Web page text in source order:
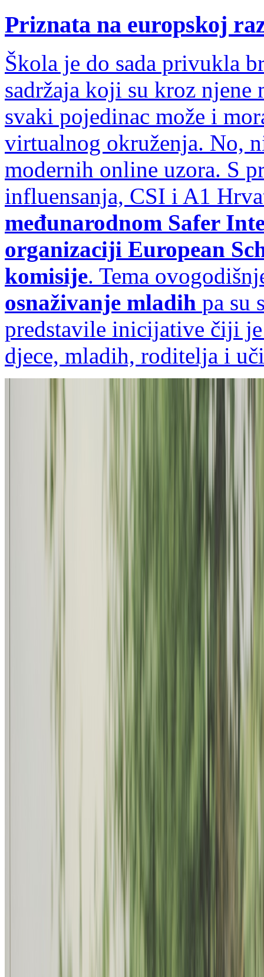
Priznata na europskoj
Škola je do sada privukla
sadržaja koji su kroz
svaki pojedinac može i
virtualnog okruženja. No,
modernih online uzora. S
influensanja, CSI i A1
međunarodnom Safer
organizaciji European
komisije. Tema
osnaživanje mladih pa su
predstavile inicijative čiji
djece, mladih, roditelja i